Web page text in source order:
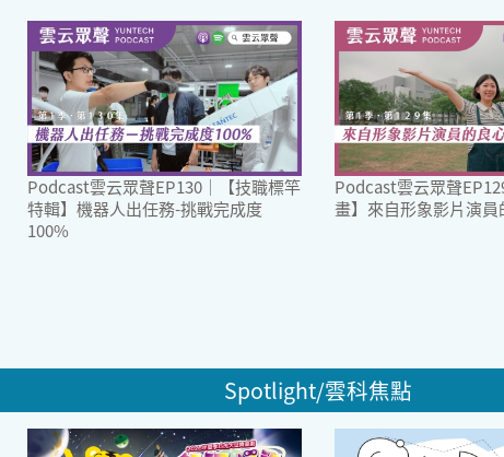
Podcast雲云眾聲EP130｜【技職標竿
特輯】機器人出任務-挑戰完成度
100%
Podcast雲云眾聲
畫】來自形象影片演
Spotlight/雲科焦點